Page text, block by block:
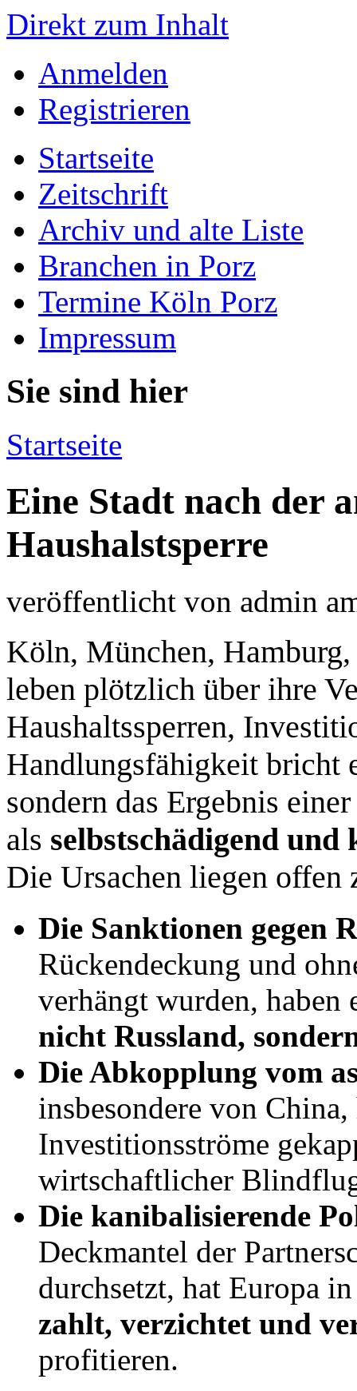
Direkt zum Inhalt
Anmelden
Registrieren
Startseite
Zeitschrift
Archiv und alte Liste
Branchen in Porz
Termine Köln Porz
Impressum
Sie sind hier
Startseite
Eine Stadt nach der
Haushalstsperre
veröffentlicht von admin
Köln, München,
leben plötzlich über ihre
Haushaltssperren,
Handlungsfähigkeit bricht
sondern das Ergebnis
als selbstschädigend und
Die Ursachen liegen offen
Die Sanktionen gegen
Rückendeckung und
verhängt wurden, haben
nicht Russland,
Die Abkopplung vom
insbesondere von
Investitionsströme
wirtschaftlicher
Die kanibalisierende
Deckmantel der
durchsetzt, hat Europa
zahlt, verzichtet und
profitieren.